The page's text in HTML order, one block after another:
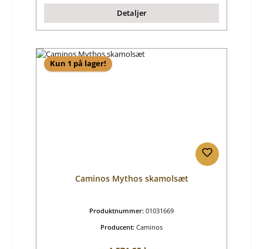
Detaljer
Kun 1 på lager!
Caminos Mythos skamolsæt
Produktnummer: 01031669
Producent: Caminos